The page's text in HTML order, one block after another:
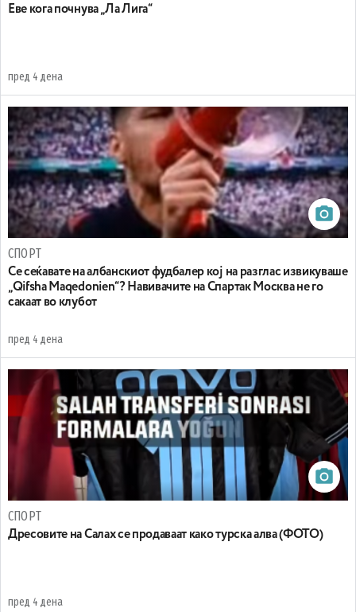
Еве кога почнува „Ла Лига“
пред 4 дена
СПОРТ
Се сеќавате на албанскиот фудбалер кој на разглас извикуваше
„Qifsha Maqedonien“? Навивачите на Спартак Москва не го
сакаат во клубот
пред 4 дена
СПОРТ
Дресовите на Салах се продаваат како турска алва (ФОТО)
пред 4 дена